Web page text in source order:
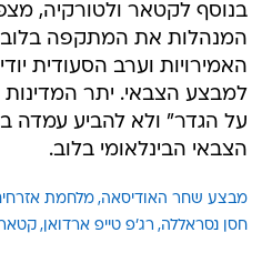
בנוסף לקטאר ולטורקיה,
המנהלות את המתקפה בלוב
האמירויות וערב הסעודית
למבצע הצבאי. יתר
על הגדר" ולא להביע
הצבאי הבינלאומי בלוב.
מבצע שחר האודיסאה מלחמת
חסן נסראללה רג'פ טייפ ארדואן